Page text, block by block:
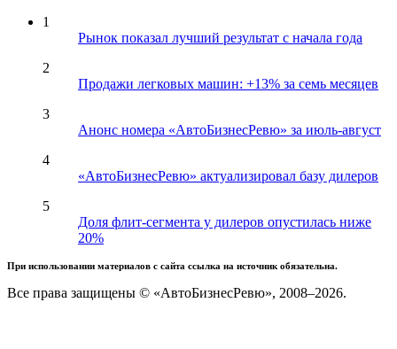
1
Рынок показал лучший результат с начала года
2
Продажи легковых машин: +13% за семь месяцев
3
Анонс номера «АвтоБизнесРевю» за июль-август
4
«АвтоБизнесРевю» актуализировал базу дилеров
5
Доля флит-сегмента у дилеров опустилась ниже
20%
При использовании материалов с сайта ссылка на источник обязательна.
Все права защищены © «АвтоБизнесРевю», 2008–2026.